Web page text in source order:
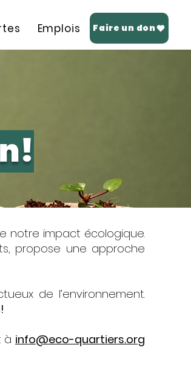
Emplois Boîte à outils
Faire un don
notre impact écologique.
propose une approche
de l’environnement.
à info@eco-quartiers.org